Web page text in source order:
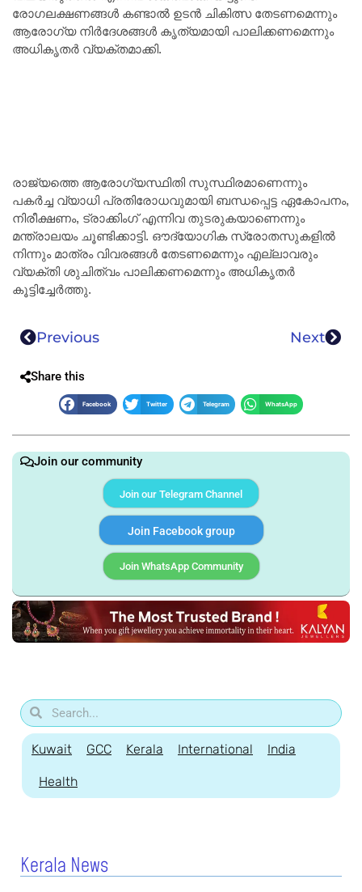
രോഗലക്ഷണങ്ങൾ കണ്ടാൽ ഉടൻ ചികിത്സ തേടണമെന്നും
ആരോഗ്യ നിർദേശങ്ങൾ കൃത്യമായി പാലിക്കണമെന്നും
അധികൃതർ വ്യക്തമാക്കി.
രാജ്യത്തെ ആരോഗ്യസ്ഥിതി സുസ്ഥിരമാണെന്നും
പകർച്ച വ്യാധി പ്രതിരോധവുമായി ബന്ധപ്പെട്ട ഏകോപനം,
നിരീക്ഷണം, ട്രാക്കിംഗ് എന്നിവ തുടരുകയാണെന്നും
മന്ത്രാലയം ചൂണ്ടിക്കാട്ടി. ഔദ്യോഗിക സ്രോതസുകളിൽ
നിന്നും മാത്രം വിവരങ്ങൾ തേടണമെന്നും എല്ലാവരും
വ്യക്തി ശുചിത്വം പാലിക്കണമെന്നും അധികൃതർ
കൂട്ടിച്ചേർത്തു.
Previous Next
Share this
Facebook Twitter Telegram WhatsApp
Join our community
Join our Telegram Channel
Join Facebook group
Join WhatsApp Community
Kuwait GCC Kerala International India
Health
Kerala News